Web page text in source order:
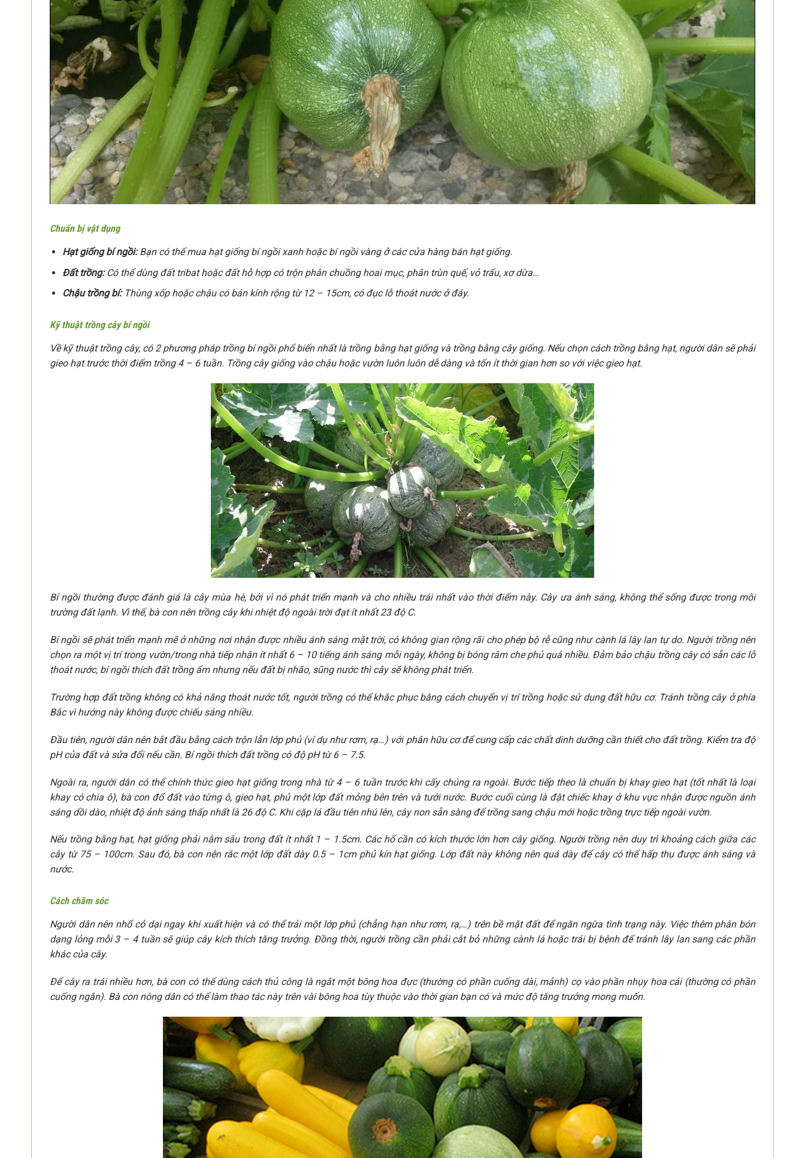
Chuẩn bị vật dụng
Hạt giống bí ngồi:Bạn có thể mua hạt giống bí ngồi xanh hoặc bí ngồi vàng ở các cửa hàng bán hạt giống.
Đất trồng:Có thể dùng đất tribat hoặc đất hỗ hợp có trộn phân chuồng hoai mục, phân trùn quế, vỏ trấu, xơ dừa…
Chậu trồng bí:Thùng xốp hoặc chậu có bán kính rộng từ 12 – 15cm, có đục lỗ thoát nước ở đáy.
Kỹ thuật trồng cây bí ngồi
Về kỹ thuật trồng cây, có 2 phương pháp trồng bí ngồi phổ biến nhất là trồng bằng hạt giống và trồng bằng cây giống. Nếu chọn cách trồng bằng hạt, người dân sẽ phải
gieo hạt trước thời điểm trồng 4 – 6 tuần. Trồng cây giống vào chậu hoặc vườn luôn luôn dễ dàng và tốn ít thời gian hơn so với việc gieo hạt.
Bí ngồi thường được đánh giá là cây mùa hè, bởi vì nó phát triển mạnh và cho nhiều trái nhất vào thời điểm này. Cây ưa ánh sáng, không thể sống được trong môi
trường đất lạnh. Vì thế, bà con nên trồng cây khi nhiệt độ ngoài trời đạt ít nhất 23 độ C.
Bí ngồi sẽ phát triển mạnh mẽ ở những nơi nhận được nhiều ánh sáng mặt trời, có không gian rộng rãi cho phép bộ rễ cũng như cành lá lây lan tự do. Người trồng nên
chọn ra một vị trí trong vườn/trong nhà tiếp nhận ít nhất 6 – 10 tiếng ánh sáng mỗi ngày, không bị bóng râm che phủ quá nhiều. Đảm bảo chậu trồng cây có sẵn các lỗ
thoát nước, bí ngồi thích đất trồng ẩm nhưng nếu đất bị nhão, sũng nước thì cây sẽ không phát triển.
Trường hợp đất trồng không có khả năng thoát nước tốt, người trồng có thể khắc phục bằng cách chuyển vị trí trồng hoặc sử dụng đất hữu cơ. Tránh trồng cây ở phía
Bắc vì hướng này không được chiếu sáng nhiều.
Đầu tiên, người dân nên bắt đầu bằng cách trộn lẫn lớp phủ (ví dụ như rơm, rạ…) với phân hữu cơ để cung cấp các chất dinh dưỡng cần thiết cho đất trồng. Kiểm tra độ
pH của đất và sửa đổi nếu cần. Bí ngồi thích đất trồng có độ pH từ 6 – 7.5.
Ngoài ra, người dân có thể chính thức gieo hạt giống trong nhà từ 4 – 6 tuần trước khi cấy chúng ra ngoài. Bước tiếp theo là chuẩn bị khay gieo hạt (tốt nhất là loại
khay có chia ô), bà con đổ đất vào từng ô, gieo hạt, phủ một lớp đất mỏng bên trên và tưới nước. Bước cuối cùng là đặt chiếc khay ở khu vực nhận được nguồn ánh
sáng dồi dào, nhiệt độ ảnh sáng thấp nhất là 26 độ C. Khi cặp lá đầu tiên nhú lên, cây non sẵn sàng để trồng sang chậu mới hoặc trồng trực tiếp ngoài vườn.
Nếu trồng bằng hạt, hạt giống phải nằm sâu trong đất ít nhất 1 – 1.5cm. Các hố cần có kích thước lớn hơn cây giống. Người trồng nên duy trì khoảng cách giữa các
cây từ 75 – 100cm. Sau đó, bà con nên rắc một lớp đất dày 0.5 – 1cm phủ kín hạt giống. Lớp đất này không nên quá dày để cây có thể hấp thụ được ánh sáng và
nước.
Cách chăm sóc
Người dân nên nhổ cỏ dại ngay khi xuất hiện và có thể trải một lớp phủ (chẳng hạn như rơm, rạ,…) trên bề mặt đất để ngăn ngừa tình trạng này. Việc thêm phân bón
dạng lỏng mỗi 3 – 4 tuần sẽ giúp cây kích thích tăng trưởng. Đồng thời, người trồng cần phải cắt bỏ những cành lá hoặc trái bị bệnh để tránh lây lan sang các phần
khác của cây.
Để cây ra trái nhiều hơn, bà con có thể dùng cách thủ công là ngắt một bông hoa đực (thường có phần cuống dài, mảnh) cọ vào phần nhụy hoa cái (thường có phần
cuống ngắn). Bà con nông dân có thể làm thao tác này trên vài bông hoa tùy thuộc vào thời gian bạn có và mức độ tăng trưởng mong muốn.